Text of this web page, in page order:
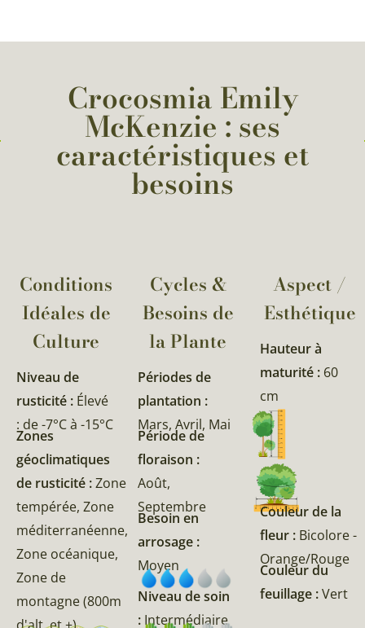
Crocosmia Emily
McKenzie : ses
caractéristiques et
besoins
Conditions
Idéales de
Culture
Niveau de
rusticité : Élevé
: de -7°C à -15°C
Zones
géoclimatiques
de rusticité :Zone
tempérée, Zone
méditerranéenne,
Zone océanique,
Zone de
montagne (800m
Cycles &
Besoins de
la Plante​
Périodes de
plantation :
Mars, Avril, Mai
Période de
floraison :
Août,
Septembre
Besoin en
arrosage :
Moyen
Niveau de soin
: Intermédiaire
Aspect /
Esthétique
Hauteur à
maturité : 60
cm
Couleur de la
fleur : Bicolore -
Orange/Rouge
Couleur du
feuillage :Vert